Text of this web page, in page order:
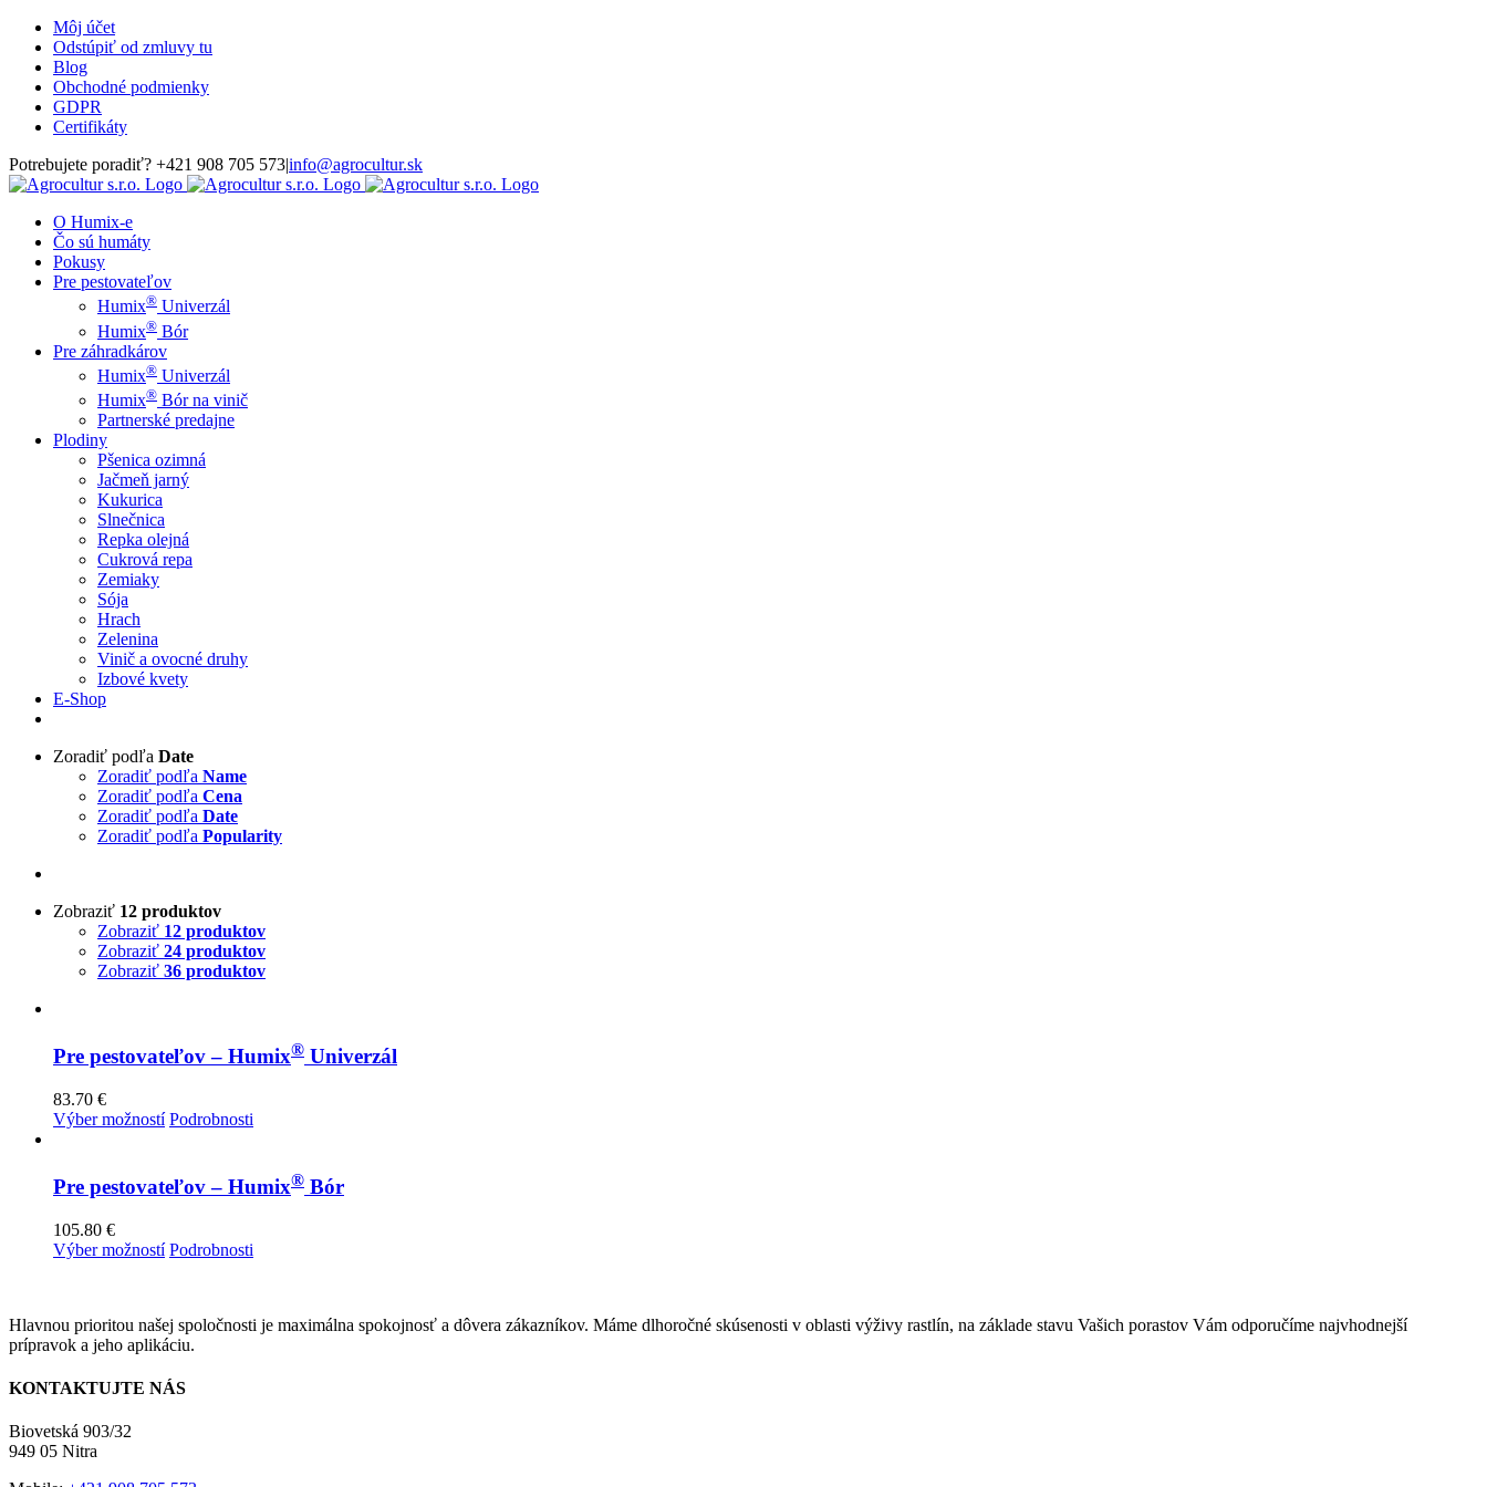
Skip
content
Môj účet
Odstúpiť od zmluvy tu
Blog
Obchodné podmienky
GDPR
Certifikáty
Potrebujete poradiť? +421 908 705 573|info@agrocultur.sk
O Humix-e
Čo sú humáty
Pokusy
Pre pestovateľov
Humix® Univerzál
Humix® Bór
Pre záhradkárov
Humix® Univerzál
Humix® Bór na vinič
Partnerské predajne
Plodiny
Pšenica ozimná
Jačmeň jarný
Kukurica
Slnečnica
Repka olejná
Cukrová repa
Zemiaky
Sója
Hrach
Zelenina
Vinič a ovocné druhy
Izbové kvety
E-Shop
Zoradiť podľa Date
Zoradiť podľa Name
Zoradiť podľa Cena
Zoradiť podľa Date
Zoradiť podľa Popularity
Zobraziť 12 produktov
Zobraziť 12 produktov
Zobraziť 24 produktov
Zobraziť 36 produktov
Pre pestovateľov – Humix® Univerzál
83.70 €
Výber možností Tento
viacero
variantov.
môžete
stránke
produktu.
Podrobnosti
Pre pestovateľov – Humix® Bór
105.80 €
Výber možností Tento
variantov.
Možnosti
môžete
Podrobnosti
Hlavnou prioritou našej spoločnosti je maximálna spokojnosť a dôvera zákazníkov. Máme dlhoročné skúsenosti v oblasti výživy rastlín, na základe stavu Vašich porastov Vám odporučíme najvhodnejší
prípravok a jeho aplikáciu.
KONTAKTUJTE NÁS
Biovetská 903/32
949 05 Nitra